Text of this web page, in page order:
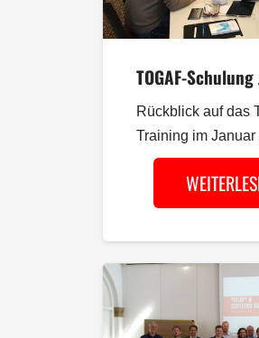
TOGAF-
Rückblick auf das
Training im Januar